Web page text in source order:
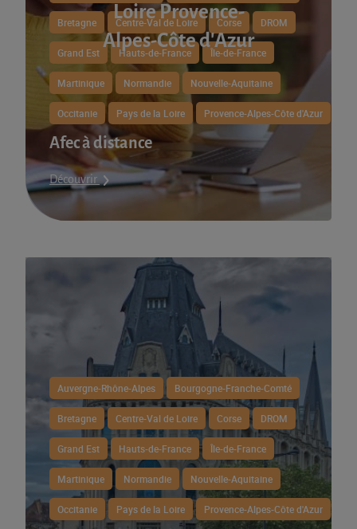
Loire Provence-
Alpes-Côte d'Azur
Bretagne Centre-Val de Loire Corse DROM
Grand Est Hauts-de-France Île-de-France
Martinique Normandie Nouvelle-Aquitaine
Occitanie Pays de la Loire Provence-Alpes-Côte d'Azur
Afec à distance
Découvrir
Auvergne-Rhône-Alpes Bourgogne-Franche-Comté
Bretagne Centre-Val de Loire Corse DROM
Grand Est Hauts-de-France Île-de-France
Martinique Normandie Nouvelle-Aquitaine
Occitanie Pays de la Loire Provence-Alpes-Côte d'Azur